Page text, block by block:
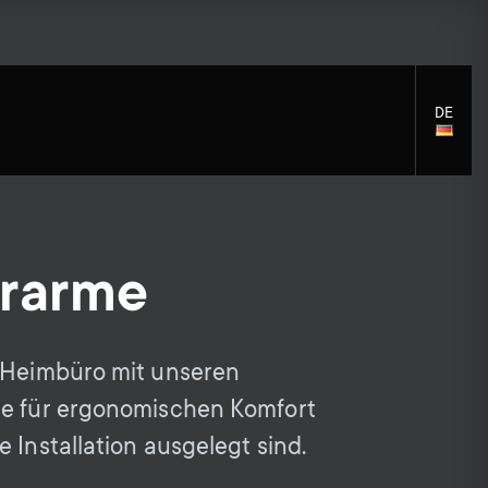
e
c
Signalverteilung
Zubehör für Monitorarme
e
c
Zubehör
DE
mit unseren
für ergonomischen Komfort
Installation ausgelegt sind.